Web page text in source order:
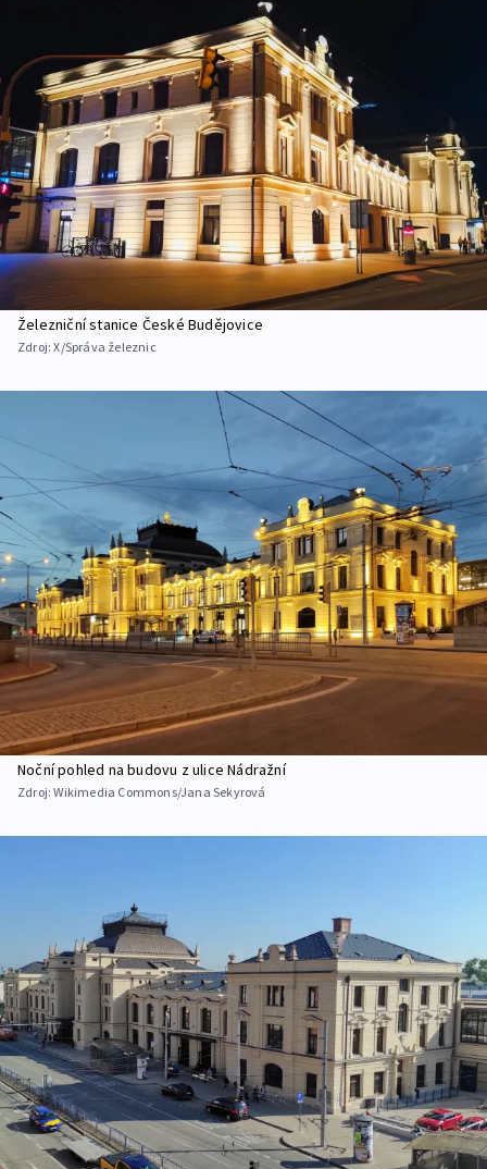
Železniční stanice České Budějovice
Zdroj:X/Správa železnic
Noční pohled na budovu z ulice Nádražní
Zdroj:Wikimedia Commons/Jana Sekyrová